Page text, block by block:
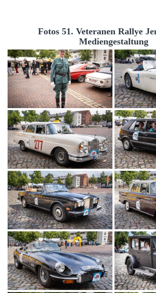
Fotos 51. Veteranen Rallye
Mediengestaltung